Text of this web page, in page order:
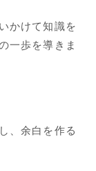
かけて知識を
一歩を導きま
、余白を作る